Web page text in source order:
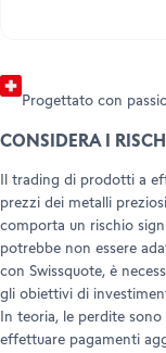
Progettato con
CONSIDERA I
Il trading di prodotti a
prezzi dei metalli
comporta un rischio
potrebbe non essere
con Swissquote, è
gli obiettivi di
In teoria, le perdite
effettuare pagamenti